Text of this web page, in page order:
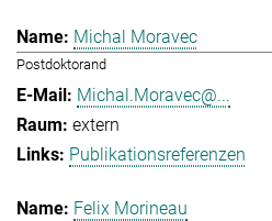
Michal Moravec
Postdoktorand
Michal.Moravec@...
extern
Publikationsreferenzen
Felix Morineau